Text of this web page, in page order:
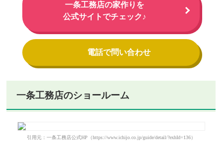
一条工務店の家作りを
公式サイトでチェック♪
電話で問い合わせ
一条工務店のショールーム
引用元：一条工務店公式HP（https://www.ichijo.co.jp/guide/detail/?exhId=136）